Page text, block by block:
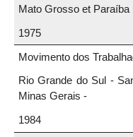
Mato Grosso et Paraíba
1975
Movimento dos
Rio Grande do Sul -
Minas Gerais -
1984